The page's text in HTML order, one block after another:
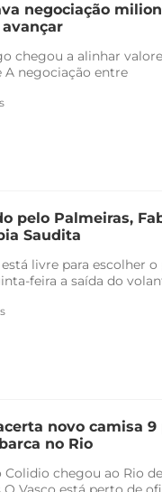
negociação
chegou a alinhar
A negociação entre
pelo Palmeiras,
Saudita
livre para escolher
feira a saída do
novo camisa
no Rio
Colidio chegou ao Rio